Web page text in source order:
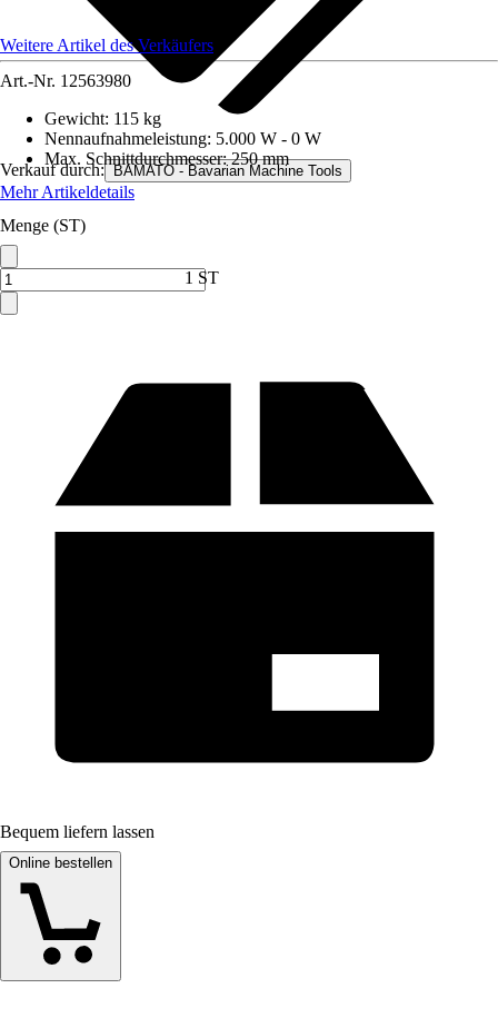
Verkauf durch: BAMATO - Bavarian Machine Tools
Weitere Artikel des Verkäufers
Art.-Nr. 12563980
Gewicht: 115 kg
Nennaufnahmeleistung: 5.000 W - 0 W
Max. Schnittdurchmesser:250 mm
Mehr Artikeldetails
Menge (ST)
1 ST
Bequem liefern lassen
Online bestellen